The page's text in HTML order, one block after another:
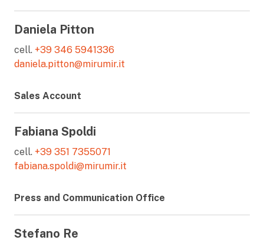
Daniela Pitton
cell. +39 346 5941336
daniela.pitton@mirumir.it
Sales Account
Fabiana Spoldi
cell. +39 351 7355071
fabiana.spoldi@mirumir.it
Press and Communication Office
Stefano Re